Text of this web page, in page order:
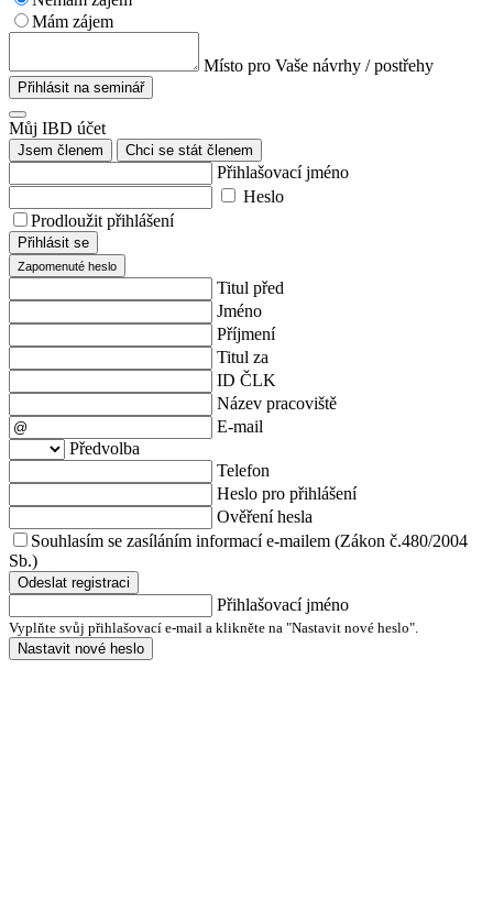
Mám zájem
Místo pro Vaše návrhy / postřehy
Přihlásit na seminář
Můj IBD účet
Jsem členem Chci se stát členem
Přihlašovací jméno
Heslo
Prodloužit přihlášení
Přihlásit se
Zapomenuté heslo
Titul před
Jméno
Příjmení
Titul za
ID ČLK
Název pracoviště
E-mail
Předvolba
Telefon
Heslo pro přihlášení
Ověření hesla
Souhlasím se zasíláním informací e-mailem (Zákon č.480/2004
Sb.)
Odeslat registraci
Přihlašovací jméno
Vyplňte svůj přihlašovací e-mail a klikněte na "Nastavit nové heslo".
Nastavit nové heslo